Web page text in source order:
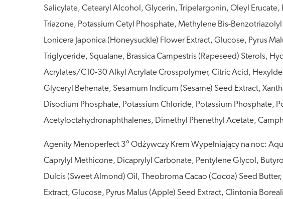
Salicylate, Cetearyl Alcohol, Glycerin, Tripelargonin, Oleyl
Triazone, Potassium Cetyl Phosphate, Methylene Bis-
Lonicera Japonica (Honeysuckle) Flower Extract, Glucose, Pyrus
Triglyceride, Squalane, Brassica Campestris (Rapeseed) Sterols,
Acrylates/C10-30 Alkyl Acrylate Crosspolymer, Citric Acid,
Glyceryl Behenate, Sesamum Indicum (Sesame) Seed Extract,
Disodium Phosphate, Potassium Chloride, Potassium Phosphate,
Acetyloctahydronaphthalenes, Dimethyl Phenethyl Acetate,
Agenity Menoperfect 3° Odżywczy Krem Wypełniający na noc:
Caprylyl Methicone, Dicaprylyl Carbonate, Pentylene Glycol,
Dulcis (Sweet Almond) Oil, Theobroma Cacao (Cocoa) Seed
Extract, Glucose, Pyrus Malus (Apple) Seed Extract, Clintonia